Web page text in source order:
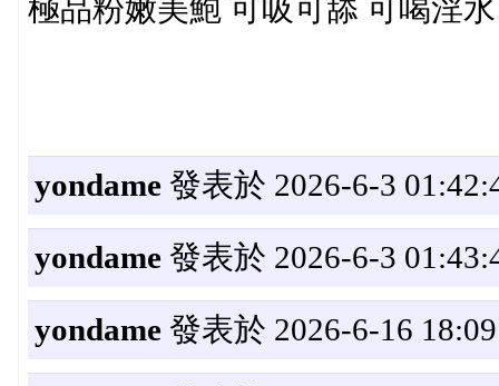
極品粉嫩美鮑 可吸可舔 可喝淫水
yondame發表於 2026-6-3
yondame發表於 2026-6-3
yondame發表於 2026-6-16